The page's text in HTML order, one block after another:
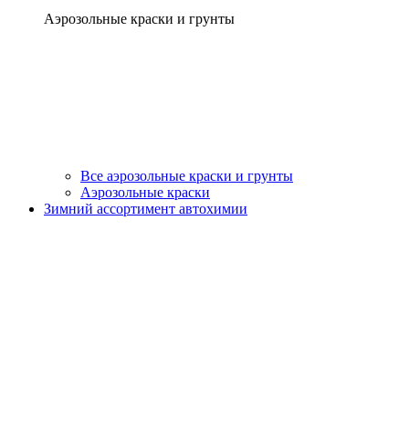
Аэрозольные краски и грунты
Все аэрозольные краски и грунты
Аэрозольные краски
Зимний ассортимент автохимии